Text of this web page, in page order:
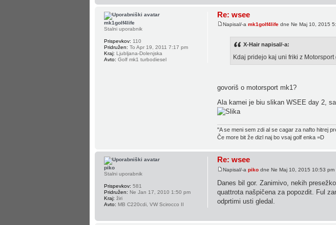
Re: wsee
Napisal/-a mk1golf4lifedne Ne Maj 10, 2015
X-Hair napisal/-a:
Kdaj pridejo kaj uni friki z
govoriš o motorsport mk1?
Ala kamei je biu slikan WSEE day 2,
''A se meni sem zdi al se cagar za nafto hitrej
Če more bit že dizl naj bo vsaj golf enka =D
mk1golf4life
Stalni uporabnik
Prispevkov: 110
Pridružen: To Apr 19, 2011 7:17 pm
Kraj: Ljubljana-Dolenjska
Avto: Golf mk1 turbodiesel
Re: wsee
Napisal/-a pikodne Ne Maj 10, 2015 10:53 pm
Danes bil gor. Zanimivo, nekih
quattrota našpičena za popozdit. Ful
odprtimi usti gledal.
piko
Stalni uporabnik
Prispevkov: 581
Pridružen: Ne Jan 17, 2010 1:50 pm
Kraj: žiri
Avto: MB C220cdi, VW Scirocco II